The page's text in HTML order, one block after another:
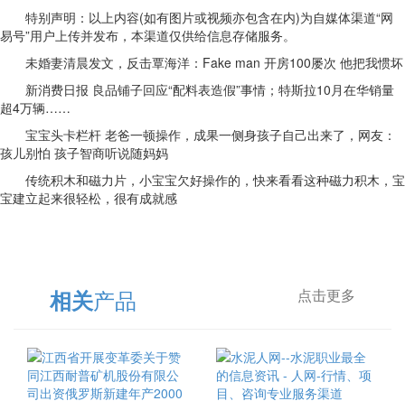
特别声明：以上内容(如有图片或视频亦包含在内)为自媒体渠道“网
易号”用户上传并发布，本渠道仅供给信息存储服务。
未婚妻清晨发文，反击覃海洋：Fake man 开房100屡次 他把我惯坏
新消费日报 良品铺子回应“配料表造假”事情；特斯拉10月在华销量
超4万辆……
宝宝头卡栏杆 老爸一顿操作，成果一侧身孩子自己出来了，网友：
孩儿别怕 孩子智商听说随妈妈
传统积木和磁力片，小宝宝欠好操作的，快来看看这种磁力积木，宝
宝建立起来很轻松，很有成就感
相关产品 点击更多